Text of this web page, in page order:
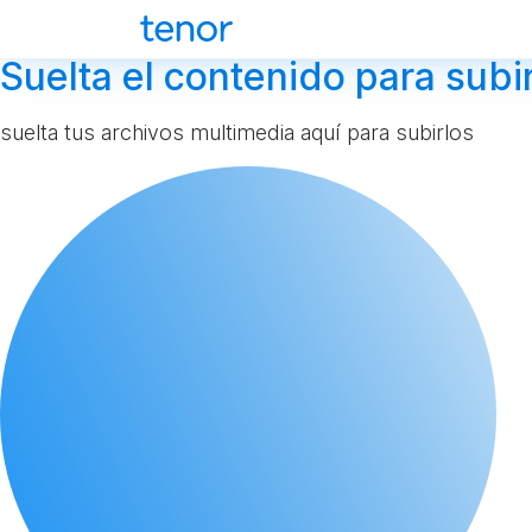
Suelta el contenido para
suelta tus archivos multimedia aquí para subirlos